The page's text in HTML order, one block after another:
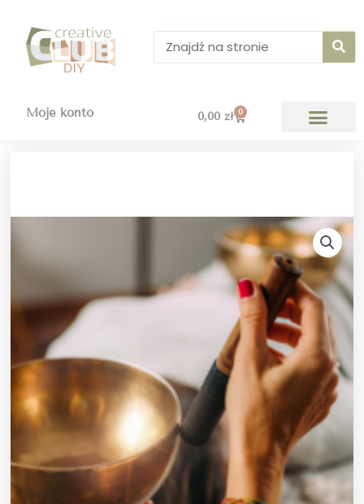
treści
Moje konto 0,00 zł 0
Wózek